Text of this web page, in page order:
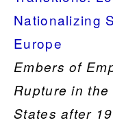
Nationalizing
Europe
Embers of
Rupture in
States after